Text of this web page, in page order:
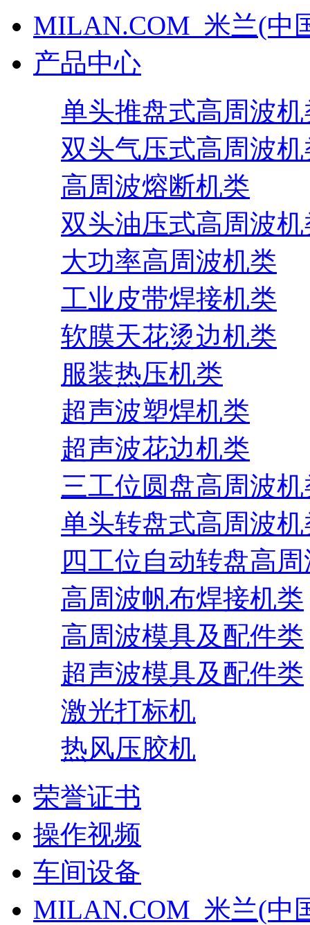
MILAN.COM_米兰(中
产品中心
单头推盘式高周波机
双头气压式高周波机
高周波熔断机类
双头油压式高周波机
大功率高周波机类
工业皮带焊接机类
软膜天花烫边机类
服装热压机类
超声波塑焊机类
超声波花边机类
三工位圆盘高周波机
单头转盘式高周波机
四工位自动转盘高
高周波帆布焊接机类
高周波模具及配件类
超声波模具及配件类
激光打标机
热风压胶机
荣誉证书
操作视频
车间设备
MILAN.COM_米兰(中